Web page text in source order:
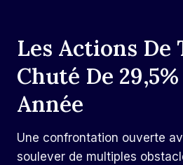
Les Actions De
Chuté De
Année
Une confrontation ouverte
soulever de multiples